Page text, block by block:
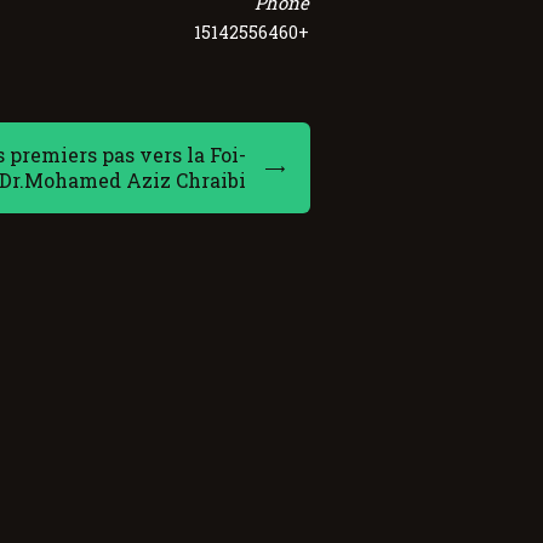
+15142556460
premiers pas vers la Foi-
Dr.Mohamed Aziz Chraibi